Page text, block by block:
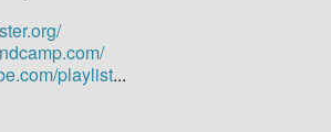
playlist...